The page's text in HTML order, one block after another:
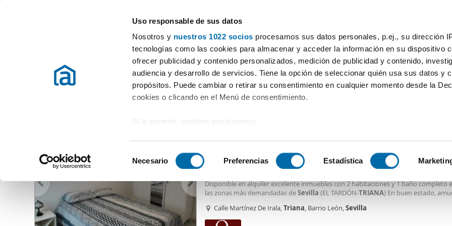
Uso responsable de sus datos
Nosotros y nuestros 1022 socios procesamos sus datos personales, p.ej., su dirección
tecnologías como las cookies para almacenar y acceder la información en su dispositivo
ofrecer publicidad y contenido personalizados, medición de publicidad y contenido,
audiencia y desarrollo de servicios. Tiene la opción de seleccionar quién usa sus datos y
propósitos. Puede cambiar o retirar su consentimiento en cualquier momento desde la
cookies o clicando en el Menú de consentimiento.
Si lo permite, también quisiéramos:
Identificar su dispositivo analizándolo activamente para buscar características
Obtenga más información sobre cómo se procesan sus datos personales y establezca
preferencias en la
sección de datos. Puede cambiar o retirar su consentimiento en
en la Declaración de cookies.
e
c
c
Necesario Preferencias Estadística
Elegir distrito Hasta 900€ Superficie Habitaciones Más
Alquiler pisos Sevilla provincia Alquiler pisos Sevilla Alquiler pisos 900 euros Triana Sevilla
Alquiler pisos 900 euros Triana Sevilla (8 viviendas)
Piso en Calle Martínez de Irala, El Tardón, Sevilla,
Disponible en alquiler excelente inmuebles con 2 habitaciones y 1 baño completo
las zonas más demandadas deSevilla (EL TARDÓN-TRIANA) En buen estado,
comedor. Ubicación inmejorable, contando en su entorno
Calle Martínez De Irala,Triana, Barrio León,Sevilla